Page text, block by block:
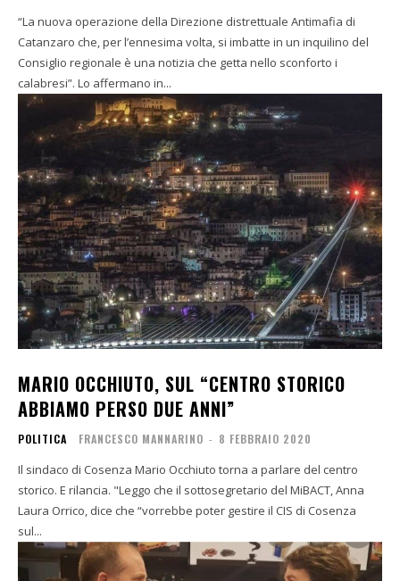
“La nuova operazione della Direzione distrettuale Antimafia di
Catanzaro che, per l’ennesima volta, si imbatte in un inquilino del
Consiglio regionale è una notizia che getta nello sconforto i
calabresi”. Lo affermano in...
MARIO OCCHIUTO, SUL “CENTRO STORICO
ABBIAMO PERSO DUE ANNI”
POLITICA FRANCESCO MANNARINO - 8 FEBBRAIO 2020
Il sindaco di Cosenza Mario Occhiuto torna a parlare del centro
storico. E rilancia. "Leggo che il sottosegretario del MiBACT, Anna
Laura Orrico, dice che “vorrebbe poter gestire il CIS di Cosenza
sul...